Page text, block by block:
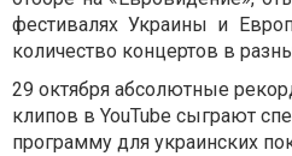
фестивалях Украины и
количество концертов в
29 октября абсолютные
клипов в YouTube сыграют
программу для украинских